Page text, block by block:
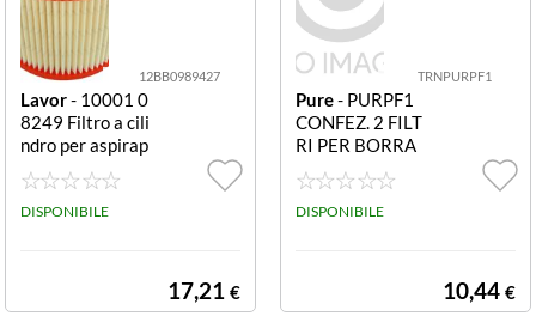
Pure
12BB0989427
Lavor- 10001 0
8249 Filtro a cili
ndro per aspirap
olvere a cilindro
DISPONIBILE
17,21 €
TRNPURPF1
Pure- PURPF1
CONFEZ. 2 FILT
RI PER BORRA
CCIA PURE
DISPONIBILE
10,44 €